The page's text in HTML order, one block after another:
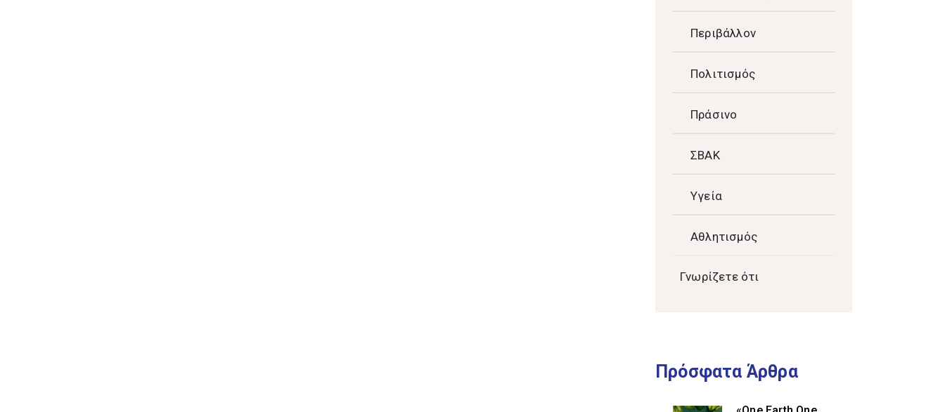
Περιβάλλον
Πολιτισμός
Πράσινο
ΣΒΑΚ
Υγεία
Αθλητισμός
Γνωρίζετε ότι
Πρόσφατα Άρθρα